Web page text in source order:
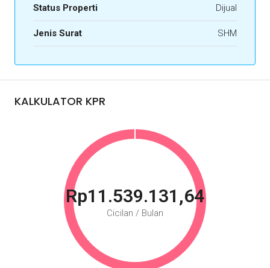
Status Properti Dijual
Jenis Surat SHM
KALKULATOR KPR
Rp11.539.131,64
Cicilan / Bulan